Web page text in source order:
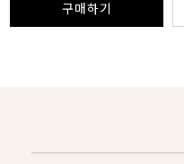
구매하기